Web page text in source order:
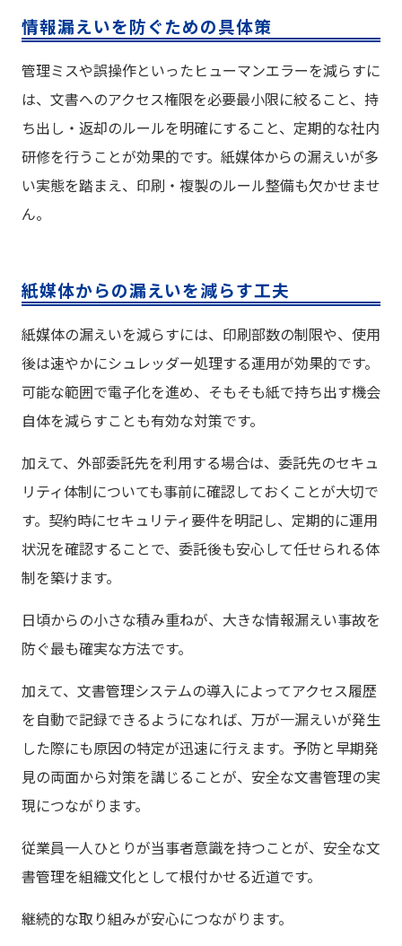
情報漏えいを防ぐための具体策
管理ミスや誤操作といったヒューマンエラーを減らすに
は、文書へのアクセス権限を必要最小限に絞ること、持
ち出し・返却のルールを明確にすること、定期的な社内
研修を行うことが効果的です。紙媒体からの漏えいが多
い実態を踏まえ、印刷・複製のルール整備も欠かせませ
ん。
紙媒体からの漏えいを減らす工夫
紙媒体の漏えいを減らすには、印刷部数の制限や、使用
後は速やかにシュレッダー処理する運用が効果的です。
可能な範囲で電子化を進め、そもそも紙で持ち出す機会
自体を減らすことも有効な対策です。
加えて、外部委託先を利用する場合は、委託先のセキュ
リティ体制についても事前に確認しておくことが大切で
す。契約時にセキュリティ要件を明記し、定期的に運用
状況を確認することで、委託後も安心して任せられる体
制を築けます。
日頃からの小さな積み重ねが、大きな情報漏えい事故を
防ぐ最も確実な方法です。
加えて、文書管理システムの導入によってアクセス履歴
を自動で記録できるようになれば、万が一漏えいが発生
した際にも原因の特定が迅速に行えます。予防と早期発
見の両面から対策を講じることが、安全な文書管理の実
現につながります。
従業員一人ひとりが当事者意識を持つことが、安全な文
書管理を組織文化として根付かせる近道です。
継続的な取り組みが安心につながります。